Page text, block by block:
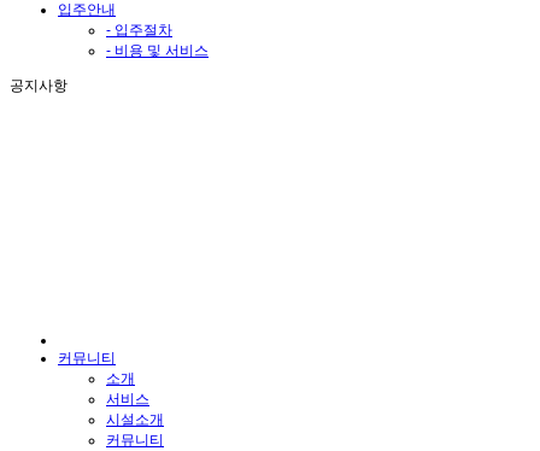
입주안내
- 입주절차
- 비용 및 서비스
공지사항
커뮤니티
소개
서비스
시설소개
커뮤니티